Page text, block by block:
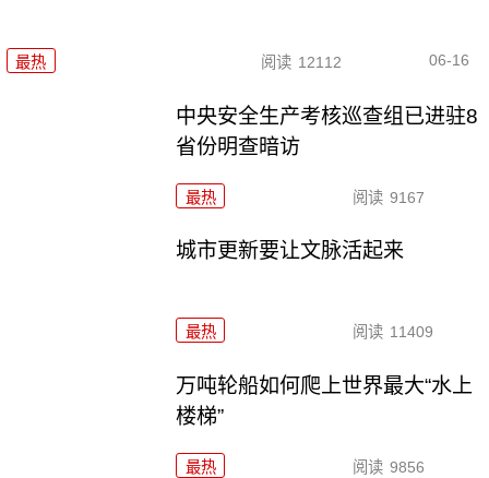
最热 阅读 12112 06-16
中央安全生产考核巡查组已进驻8
省份明查暗访
最热 阅读 9167
城市更新要让文脉活起来
最热 阅读 11409
万吨轮船如何爬上世界最大“水上
楼梯”
最热 阅读 9856